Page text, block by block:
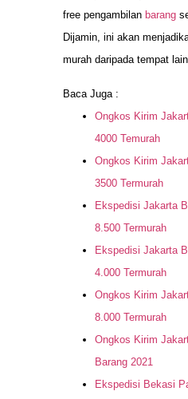
free pengambilan barang
Dijamin, ini akan
murah daripada tempat
Baca Juga :
Ongkos Kirim
4000 Temurah
Ongkos Kirim
3500 Termurah
Ekspedisi Jakarta
8.500 Termurah
Ekspedisi Jakarta
4.000 Termurah
Ongkos Kirim
8.000 Termurah
Ongkos Kirim
Barang 2021
Ekspedisi Bekasi